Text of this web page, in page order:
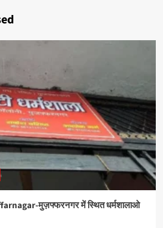
मुज़फ्फरनगर में स्थित धर्मशालाओ